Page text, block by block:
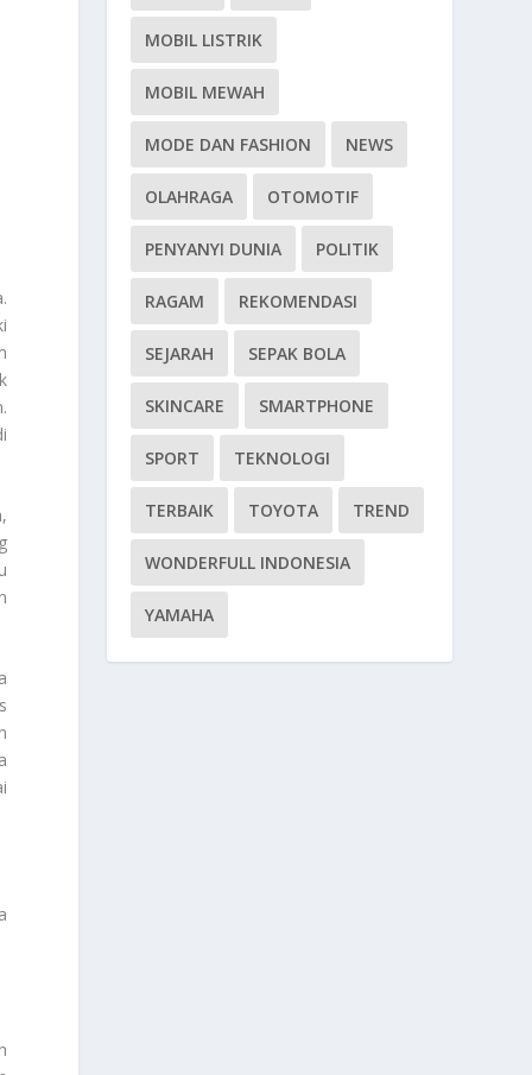
MOBIL LISTRIK
MOBIL MEWAH
MODE DAN FASHION NEWS
OLAHRAGA OTOMOTIF
PENYANYI DUNIA POLITIK
RAGAM REKOMENDASI
SEJARAH SEPAK BOLA
SKINCARE SMARTPHONE
SPORT TEKNOLOGI
TERBAIK TOYOTA TREND
WONDERFULL INDONESIA
YAMAHA